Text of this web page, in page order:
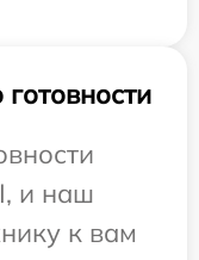
и наш
к вам